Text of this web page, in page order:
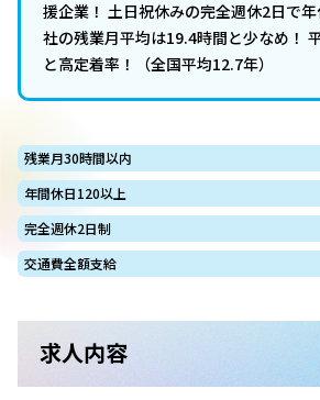
援企業！ 土日祝休みの完全週休2日で
社の残業月平均は19.4時間と少なめ！
と高定着率！（全国平均12.7年）
残業月30時間以内
年間休日120以上
完全週休2日制
交通費全額支給
求人内容